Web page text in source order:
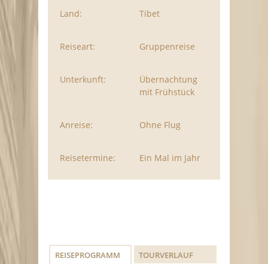
Land: Tibet
Reiseart: Gruppenreise
Unterkunft:
Übernachtung
mit Frühstück
Anreise: Ohne Flug
Reisetermine: Ein Mal im Jahr
REISEPROGRAMM
TOURVERLAUF